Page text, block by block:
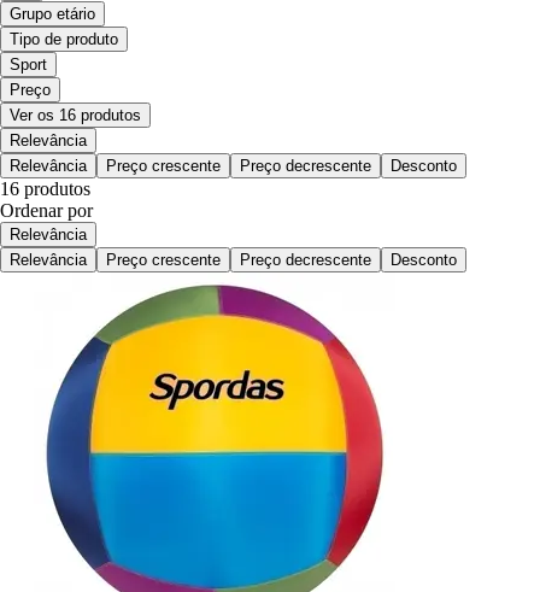
Grupo etário
Tipo de produto
Sport
Preço
Ver os 16 produtos
Relevância
Relevância
Preço crescente Preço decrescente Desconto
16 produtos
Ordenar por
Relevância
Relevância
Preço crescente Preço decrescente Desconto